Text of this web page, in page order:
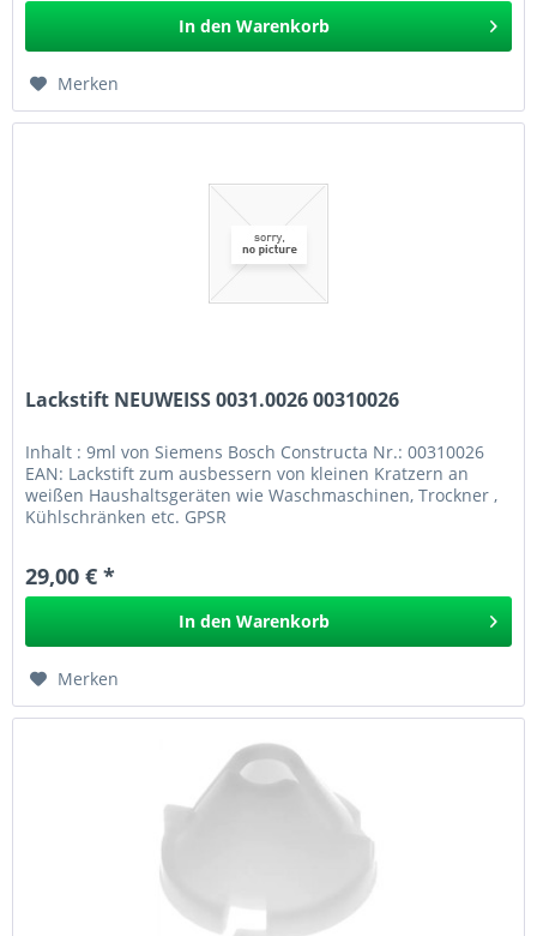
In den Warenkorb
Merken
Lackstift NEUWEISS 0031.0026 00310026
Inhalt : 9ml von Siemens Bosch Constructa Nr.: 00310026
EAN: Lackstift zum ausbessern von kleinen Kratzern an
weißen Haushaltsgeräten wie Waschmaschinen, Trockner ,
Kühlschränken etc. GPSR
29,00 € *
In den Warenkorb
Merken